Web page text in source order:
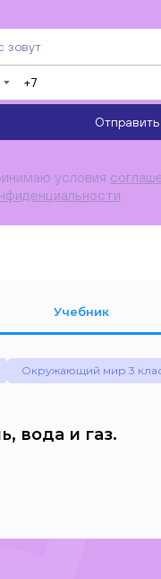
▼
Отправить
условия
Учебник
Окружающий мир 3
вода и газ.